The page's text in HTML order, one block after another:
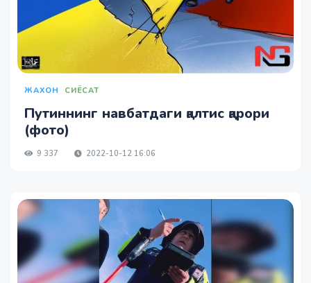
ЖАХОН СИЁСАТ
Путиннинг навбатдаги қалтис қарори
(фото)
9 337 2022-10-12 16:06